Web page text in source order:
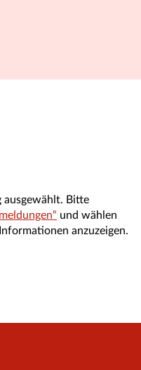
ausgewählt. Bitte
und wählen
anzuzeigen.